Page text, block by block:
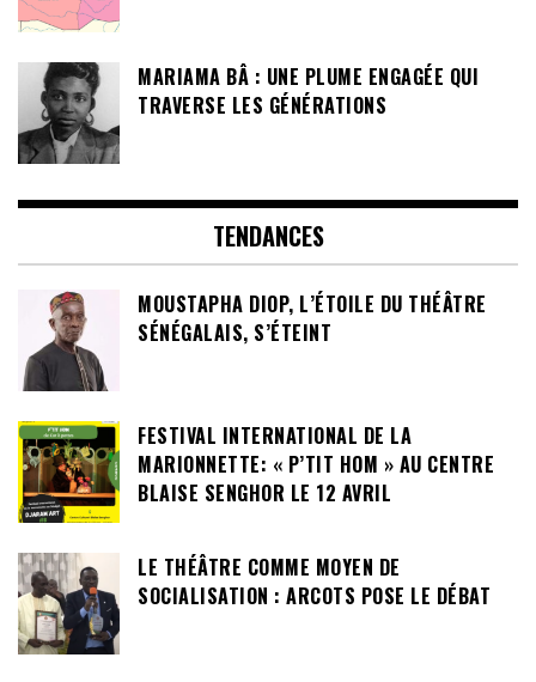
MARIAMA BÂ : UNE PLUME ENGAGÉE QUI
TRAVERSE LES GÉNÉRATIONS
TENDANCES
MOUSTAPHA DIOP, L’ÉTOILE DU THÉÂTRE
SÉNÉGALAIS, S’ÉTEINT
FESTIVAL INTERNATIONAL DE LA
MARIONNETTE: « P’TIT HOM » AU CENTRE
BLAISE SENGHOR LE 12 AVRIL
LE THÉÂTRE COMME MOYEN DE
SOCIALISATION : ARCOTS POSE LE DÉBAT